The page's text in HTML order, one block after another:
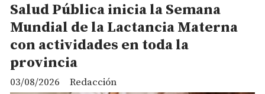
Salud Pública inicia la Semana
Mundial de la Lactancia Materna
con actividades en toda la
provincia
Redacción
03/08/2026